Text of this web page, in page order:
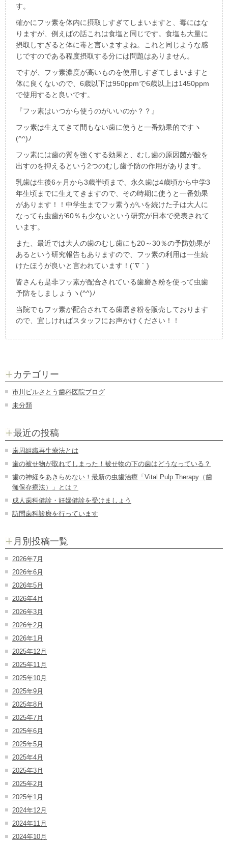
す。
確かにフッ素を体内に摂取しすぎてしまいますと、毒にはな
りますが、例えばの話これは食塩と同じです。食塩も大量に
摂取しすぎると体に毒と言いますよね。これと同じような感
じですのである程度摂取する分には問題はありません。
ですが、フッ素濃度が高いものを使用しすぎてしまいますと
体に良くないので、 6歳以下は950ppmで6歳以上は1450ppm
で使用すると良いです。
『フッ素はいつから使うのがいいのか？？』
フッ素は生えてきて間もない歯に使うと一番効果的ですヽ
(^^)ﾉ
フッ素には歯の質を強くする効果と、むし歯の原因菌が酸を
出すのを抑えるという 2つのむし歯予防の作用があります。
乳歯は生後6ヶ月から3歳半頃まで、永久歯は4歳頃から中学3
年生頃までに生えてきますので、その時期に使うと一番効果
があります！！中学生までフッ素うがいを続けた子は大人に
なっても虫歯が60％も少ないという研究が日本で発表されて
います。
また、最近では大人の歯のむし歯にも20～30％の予防効果が
あるという研究報告もありますので、フッ素の利用は一生続
けたほうが良いと言われています！ (´∇ ｀ )
皆さんも是非フッ素が配合されている歯磨き粉を使って虫歯
予防をしましょうヽ (^^)ﾉ
当院でもフッ素が配合されてる歯磨き粉を販売しております
ので、宜しければスタッフにお声かけください！！
カテゴリー
市川ビルさとう歯科医院ブログ
未分類
最近の投稿
歯周組織再生療法とは
歯の被せ物が取れてしまった！被せ物の下の歯はどうなっている？
歯の神経をあきらめない！最新の虫歯治療「Vital Pulp Therapy（歯
髄保存療法）」とは？
成人歯科健診・妊婦健診を受けましょう
訪問歯科診療を行っています
月別投稿一覧
2026年7月
2026年6月
2026年5月
2026年4月
2026年3月
2026年2月
2026年1月
2025年12月
2025年11月
2025年10月
2025年9月
2025年8月
2025年7月
2025年6月
2025年5月
2025年4月
2025年3月
2025年2月
2025年1月
2024年12月
2024年11月
2024年10月